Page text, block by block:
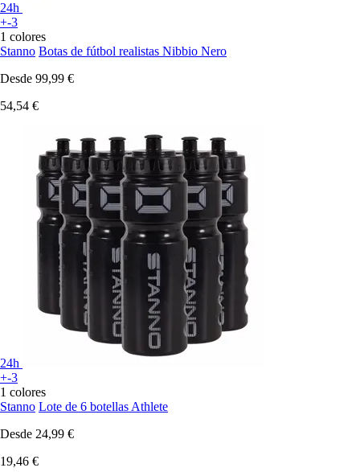
24h
+-3
1 colores
Stanno Botas de fútbol realistas Nibbio Nero
Desde 99,99 €
54,54 €
24h
+-3
1 colores
Stanno Lote de 6 botellas Athlete
Desde 24,99 €
19,46 €